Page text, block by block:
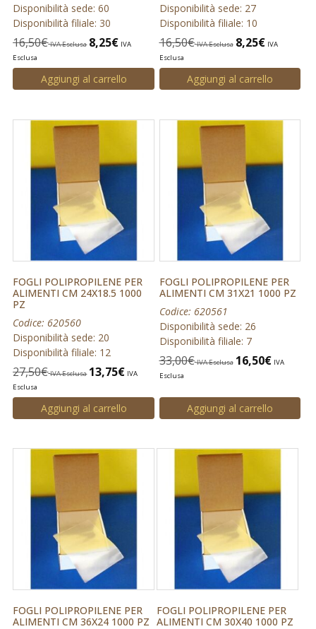
Disponibilità sede: 60
Disponibilità filiale: 30
16,50€ IVA Esclusa 8,25€ IVA
Esclusa
Aggiungi al carrello
Disponibilità sede: 27
Disponibilità filiale: 10
16,50€ IVA Esclusa 8,25€ IVA
Esclusa
Aggiungi al carrello
FOGLI POLIPROPILENE PER
ALIMENTI CM 24X18.5 1000
PZ
Codice: 620560
Disponibilità sede: 20
Disponibilità filiale: 12
27,50€ IVA Esclusa 13,75€ IVA
Esclusa
Aggiungi al carrello
FOGLI POLIPROPILENE PER
ALIMENTI CM 31X21 1000 PZ
Codice: 620561
Disponibilità sede: 26
Disponibilità filiale: 7
33,00€ IVA Esclusa 16,50€ IVA
Esclusa
Aggiungi al carrello
FOGLI POLIPROPILENE PER
ALIMENTI CM 36X24 1000 PZ
FOGLI POLIPROPILENE PER
ALIMENTI CM 30X40 1000 PZ